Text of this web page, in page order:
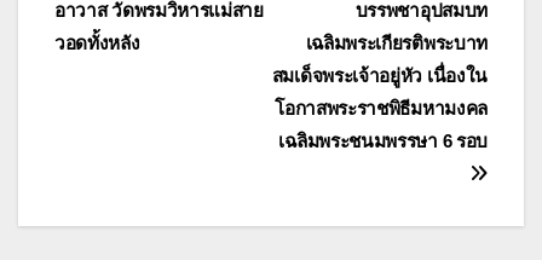
เรื่อง
บรรพชาอุปสมบท
เฉลิมพระเกียรติพระบาท
สมเด็จพระเจ้าอยู่หัว เนื่องใน
โอกาสพระราชพิธีมหามงคล
เฉลิมพระชนมพรรษา 6 รอบ
อาวาส วัดพรมวิหารแม่สาย
วอดทั้งหลัง